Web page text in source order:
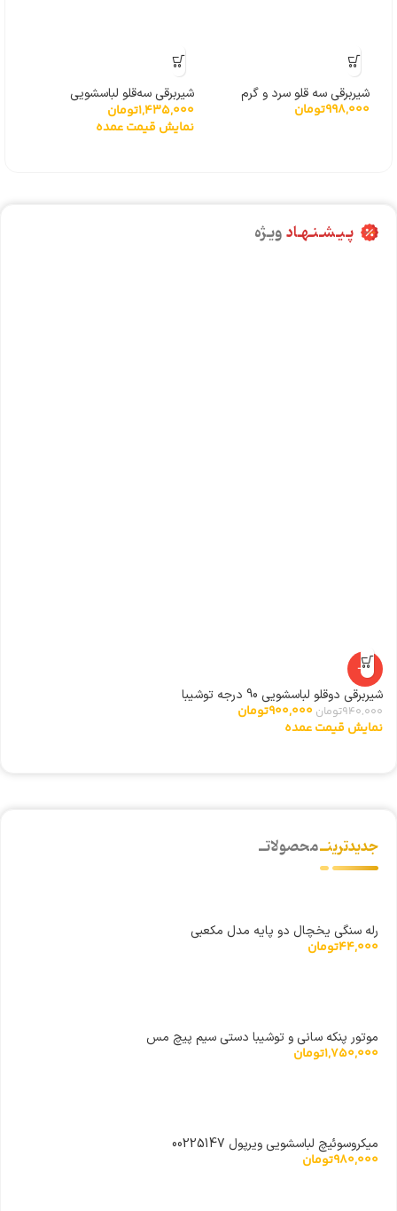
شیربرقی سه قلو سرد و گرم
998,000تومان
شیربرقی سه‌قلو لباسشویی
سامسونگ DC62-00266E
1,435,000تومان
نمایش قیمت عمده
پـیـشـنـهـادویـژه
-4%
شیربرقی دوقلو لباسشویی 90 درجه توشیبا
940,000تومان 900,000تومان
نمایش قیمت عمده
جدیدترینــمحصولاتــ
رله سنگی یخچال دو پایه مدل مکعبی
44,000تومان
موتور پنکه سانی و توشیبا دستی سیم پیچ مس
1,750,000تومان
میکروسوئیچ لباسشویی ویرپول 00225147
980,000تومان